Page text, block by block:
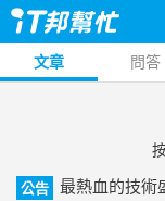
文章 問答
公告
最熱血的技術